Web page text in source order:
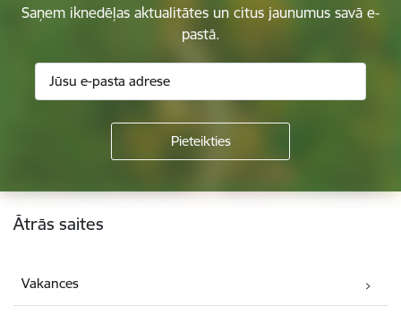
Saņem iknedēļas aktualitātes un citus jaunumus savā e-
pastā.
Kājene
Ātrās saites
Vakances